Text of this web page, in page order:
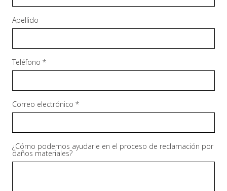
Apellido
Teléfono *
Correo electrónico *
¿Cómo podemos ayudarle en el proceso de reclamación por
daños materiales?